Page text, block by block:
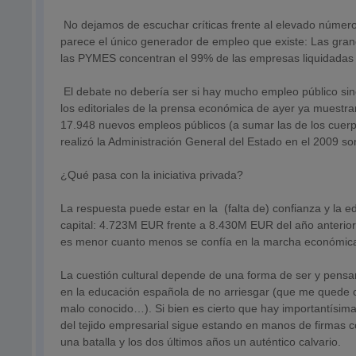
No dejamos de escuchar críticas frente al elevado
parece el único generador de empleo que existe: Las
las PYMES concentran el 99% de las empresas
El debate no debería ser si hay mucho empleo público
los editoriales de la prensa económica de ayer ya
17.948 nuevos empleos públicos (a sumar las de los
realizó la Administración General del Estado en el 2009
¿Qué pasa con la iniciativa privada?
La respuesta puede estar en la (falta de) confianza y la
capital: 4.723M EUR frente a 8.430M EUR del año
es menor cuanto menos se confía en la marcha
La cuestión cultural depende de una forma de ser y
en la educación española de no arriesgar (que me
malo conocido…). Si bien es cierto que hay
del tejido empresarial sigue estando en manos de
una batalla y los dos últimos años un auténtico calvario.